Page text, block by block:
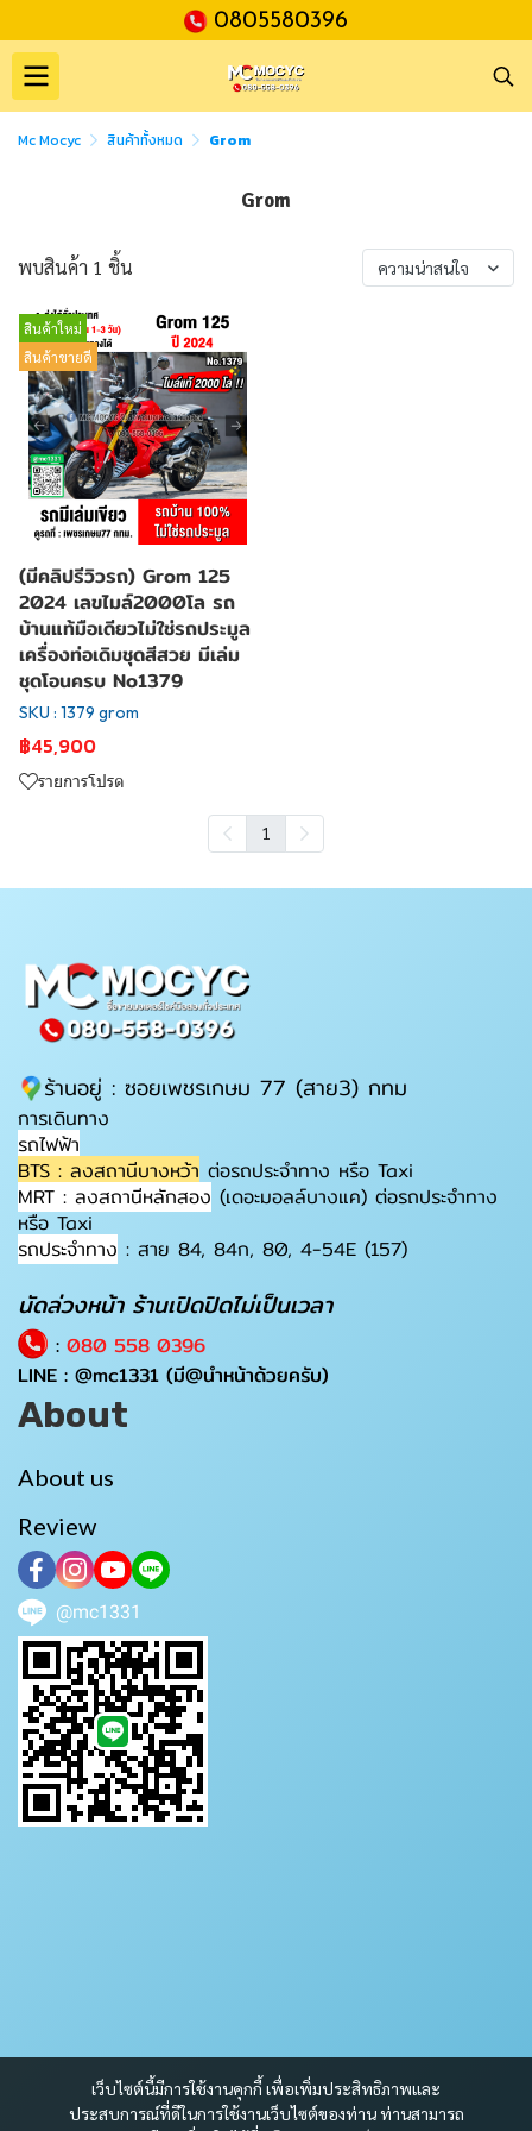
0805580396
Mc Mocyc สินค้าทั้งหมด Grom
Grom
พบสินค้า 1 ชิ้น ความน่าสนใจ
สินค้าใหม่
สินค้าขายดี
(มีคลิปรีวิวรถ) Grom 125
2024 เลขไมล์2000โล รถ
บ้านแท้มือเดียวไม่ใช่รถประมูล
เครื่องท่อเดิมชุดสีสวย มีเล่ม
ชุดโอนครบ No1379
SKU : 1379 grom
฿45,900
รายการโปรด
1
เว็บไซต์นี้มีการใช้งานคุกกี้ เพื่อเพิ่มประสิทธิภาพและ
ประสบการณ์ที่ดีในการใช้งานเว็บไซต์ของท่าน ท่านสามารถ
ร้านอยู่ : ซอยเพชรเกษม 77 (สาย3) กทม
การเดินทาง
รถไฟฟ้า
BTS : ลงสถานีบางหว้า ต่อรถประจำทาง หรือ Taxi
MRT : ลงสถานีหลักสอง (เดอะมอลล์บางแค) ต่อรถประจำทาง
หรือ Taxi
รถประจำทาง : สาย 84, 84ก, 80, 4-54E (157)
นัดล่วงหน้า ร้านเปิดปิดไม่เป็นเวลา
: 080 558 0396
LINE : @mc1331 (มี@นำหน้าด้วยครับ)
About
About us
Review
@mc1331